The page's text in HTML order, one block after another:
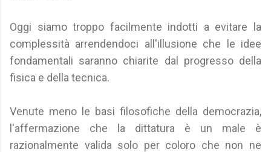
Oggi siamo troppo facilmente indotti a evitare la
complessità arrendendoci all'illusione che le idee
fondamentali saranno chiarite dal progresso della
fisica e della tecnica.
Venute meno le basi filosofiche della democrazia,
l'affermazione che la dittatura è un male è
razionalmente valida solo per coloro che non ne